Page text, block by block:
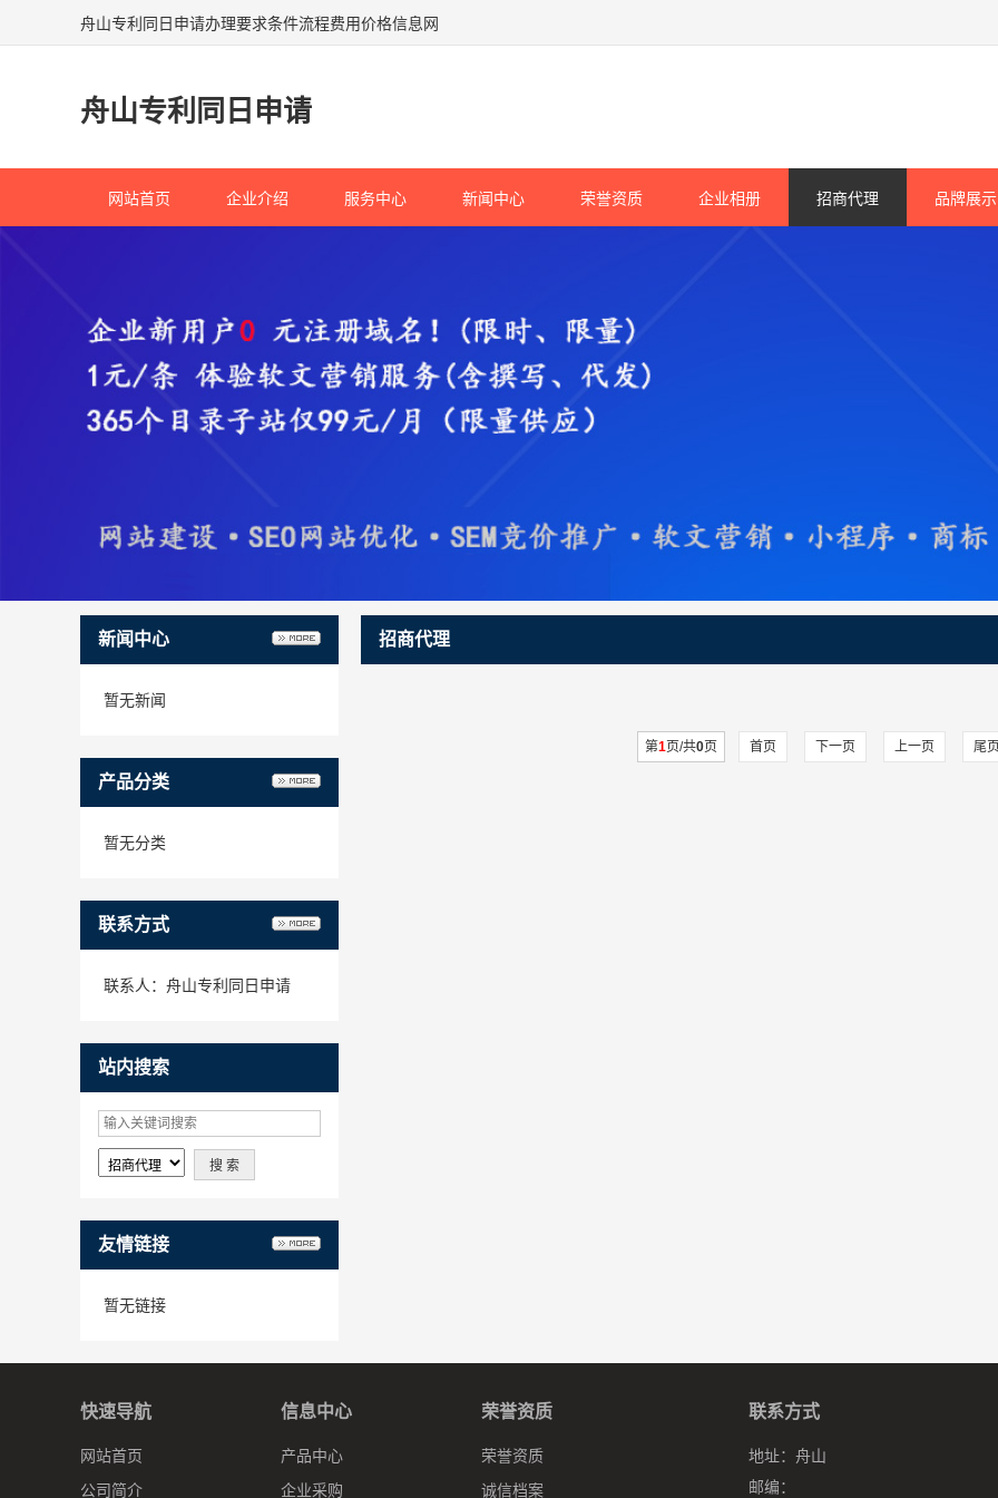
舟山专利同日申请办理要求条件流程费用价格信息网
舟山专利同日申请
网站首页 企业介绍 服务中心 新闻中心 荣誉资质 企业相册 招商代理 品牌展示
新闻中心
暂无新闻
产品分类
暂无分类
联系方式
联系人：舟山专利同日申请
站内搜索
友情链接
暂无链接
招商代理
第1页/共0页 首页 下一页 上一页 尾
快速导航
网站首页
公司简介
信息中心
产品中心
企业采购
荣誉资质
荣誉资质
诚信档案
联系方式
地址： 舟山
邮编：